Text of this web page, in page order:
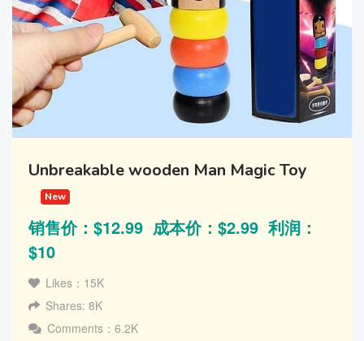
Unbreakable wooden Man Magic Toy
New
销售价：$12.99 成本价：$2.99 利润：
$10
Likes：15K
Shares: 8K
Comments：6.2K